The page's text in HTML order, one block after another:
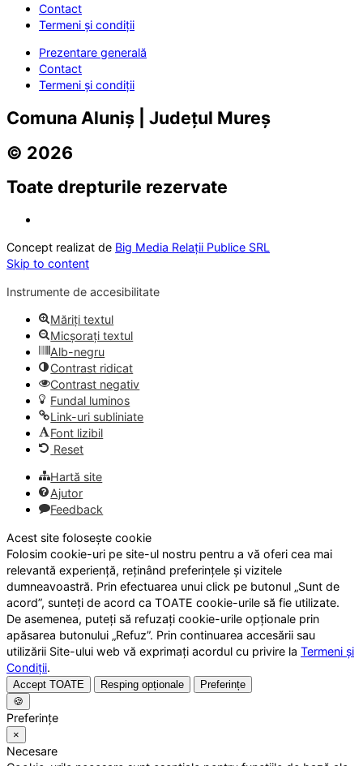
Contact
Termeni și condiții
Prezentare generală
Contact
Termeni și condiții
Comuna Aluniș | Județul Mureș
© 2026
Toate drepturile rezervate
Concept realizat de Big Media Relații Publice SRL
Skip to content
Instrumente de accesibilitate
Măriți textul
Micșorați textul
Alb-negru
Contrast ridicat
Contrast negativ
Fundal luminos
Link-uri subliniate
Font lizibil
Reset
Hartă site
Ajutor
Feedback
Acest site folosește cookie
Folosim cookie-uri pe site-ul nostru pentru a vă oferi cea mai
relevantă experiență, reținând preferințele și vizitele
dumneavoastră. Prin efectuarea unui click pe butonul „Sunt de
acord”, sunteți de acord ca TOATE cookie-urile să fie utilizate.
De asemenea, puteți să refuzați cookie-urile opționale prin
apăsarea butonului „Refuz”. Prin continuarea accesării sau
utilizării Site-ului web vă exprimați acordul cu privire la Termeni și
Condiții.
Accept TOATE Resping opționale
Preferințe
🍪
Preferințe
×
Necesare